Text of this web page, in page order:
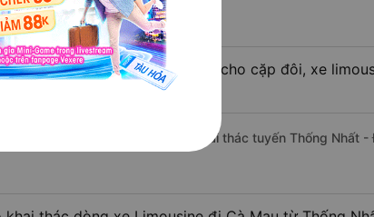
Nhất - Đồng Nai Cà Mau dành cho cặp đôi, xe
nào có loại xe giường nằm đôi khai thác tuyến Thống Nhất -